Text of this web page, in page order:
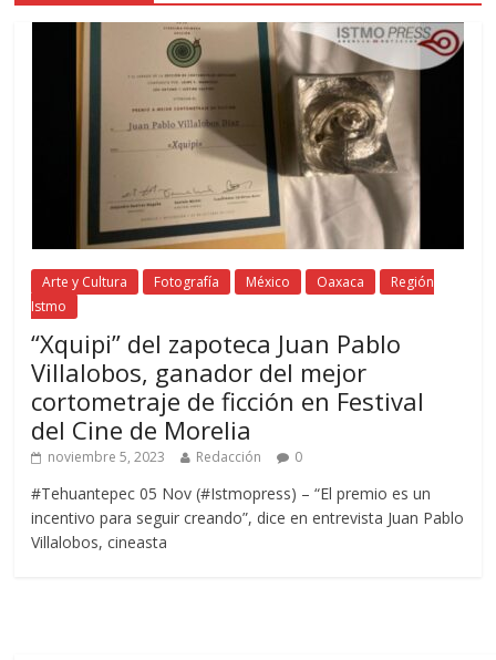
Arte y Cultura Fotografía México Oaxaca
Región
Istmo
“Xquipi” del zapoteca Juan Pablo
Villalobos, ganador del mejor
cortometraje de ficción en Festival
del Cine de Morelia
noviembre 5, 2023 Redacción 0
#Tehuantepec 05 Nov (#Istmopress) – “El premio es un
incentivo para seguir creando”, dice en entrevista Juan Pablo
Villalobos, cineasta